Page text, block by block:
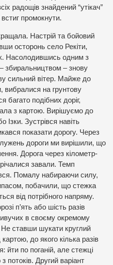
радощів знайдений “утікач”
промокнути.
Настрій та бойовий
осторонь село Рекіти,
Насолодившись одним з
збиральництвом – знову
сильний вітер. Майже до
вибралися на грунтову
багато подібних доріг,
з картою. Вирішуємо до
Зустрівся навіть
показати дорогу. Через
дороги ми вирішили, що
Дорога через кілометр-
завали. Темп
Помалу набираючи силу,
побачили, що стежка
від потрібного напряму.
п’ять або шість разів
в своєму окремому
ставши шукати круглий
до якого кілька разів
йти по поганій, але стежці
потоків. Другий варіант